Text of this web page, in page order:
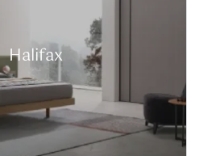
Halifax